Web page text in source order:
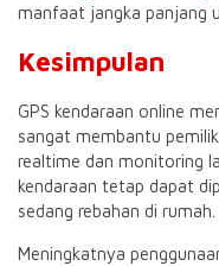
manfaat jangka panjang
Kesimpulan
GPS kendaraan online
sangat membantu
realtime dan monitoring
kendaraan tetap dapat
sedang rebahan di rumah.
Meningkatnya